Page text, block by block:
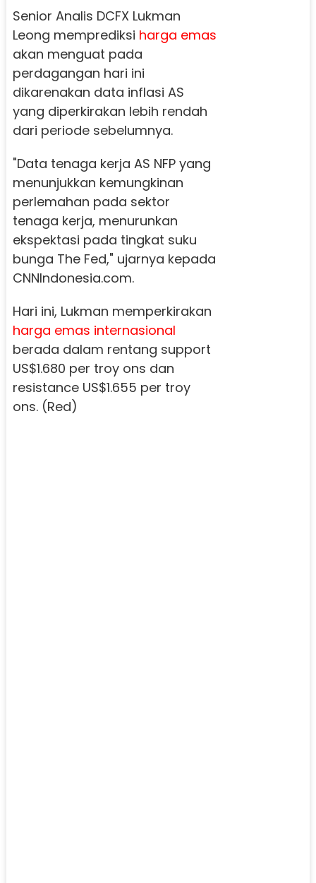
Senior Analis DCFX Lukman
Leong memprediksi harga emas
akan menguat pada
perdagangan hari ini
dikarenakan data inflasi AS
yang diperkirakan lebih rendah
dari periode sebelumnya.
"Data tenaga kerja AS NFP yang
menunjukkan kemungkinan
perlemahan pada sektor
tenaga kerja, menurunkan
ekspektasi pada tingkat suku
bunga The Fed," ujarnya kepada
CNNIndonesia.com.
Hari ini, Lukman memperkirakan
harga emas internasional
berada dalam rentang support
US$1.680 per troy ons dan
resistance US$1.655 per troy
ons. (Red)